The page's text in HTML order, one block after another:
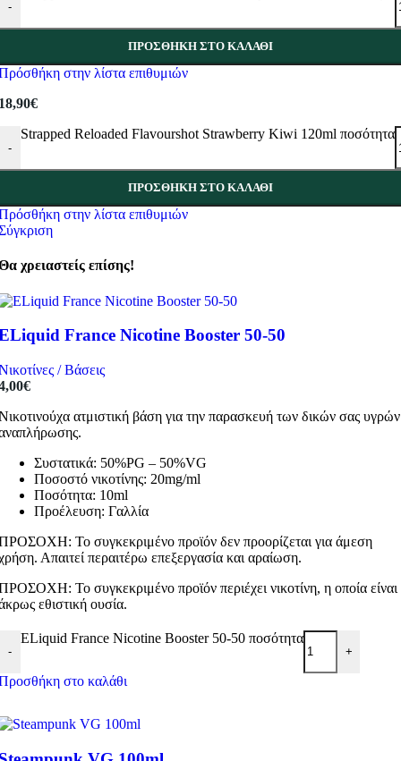
-
ΠΡΟΣΘΉΚΗ ΣΤΟ ΚΑΛΆΘΙ
στην λίστα επιθυμιών
€
-
Strapped Reloaded Flavourshot Strawberry Kiwi 120ml ποσότητα
ΠΡΟΣΘΉΚΗ ΣΤΟ ΚΑΛΆΘΙ
στην λίστα επιθυμιών
χρειαστείς επίσης!
France Nicotine Booster 50-50
/ Βάσεις
€
ατμιστική βάση για την παρασκευή των δικών σας υγρών
Συστατικά: 50%PG – 50%VG
Ποσοστό νικοτίνης: 20mg/ml
Ποσότητα: 10ml
Προέλευση: Γαλλία
Το συγκεκριμένο προϊόν δεν προορίζεται για άμεση
Απαιτεί περαιτέρω επεξεργασία και αραίωση.
Το συγκεκριμένο προϊόν περιέχει νικοτίνη, η οποία είναι
εθιστική ουσία.
-
ELiquid France Nicotine Booster 50-50 ποσότητα
+
στο καλάθι